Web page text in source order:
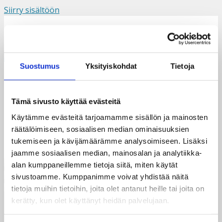
Suostumus Yksityiskohdat Tietoja
Tämä sivusto käyttää evästeitä
Käytämme evästeitä tarjoamamme sisällön ja mainosten
räätälöimiseen, sosiaalisen median ominaisuuksien
tukemiseen ja kävijämäärämme analysoimiseen. Lisäksi
jaamme sosiaalisen median, mainosalan ja analytiikka-
alan kumppaneillemme tietoja siitä, miten käytät
sivustoamme. Kumppanimme voivat yhdistää näitä
tietoja muihin tietoihin, joita olet antanut heille tai joita on
kerätty, kun olet käyttänyt heidän palvelujaan.
Siirry sisältöön
Valikko
20230505_112653